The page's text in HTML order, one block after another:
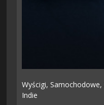
Wyścigi,Samochodowe,
Indie